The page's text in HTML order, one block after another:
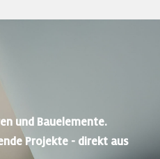
und Bauelemente.
Projekte - direkt aus